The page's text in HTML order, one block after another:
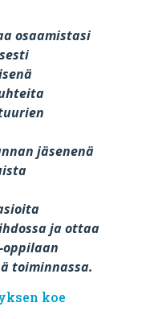
osaamistasi
jäsenenä
ja ottaa
toiminnassa.
koe